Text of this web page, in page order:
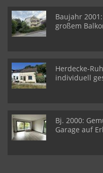
Baujahr
großem
Herdecke-
individuell
Bj. 2000:
Garage auf